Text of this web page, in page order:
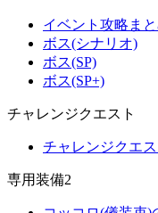
イベント攻略ま
ボス(シナリオ)
ボス(SP)
ボス(SP+)
チャレンジクエスト
チャレンジクエ
専用装備2